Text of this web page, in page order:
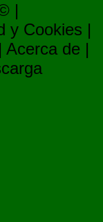
|
y Cookies |
| Acerca de |